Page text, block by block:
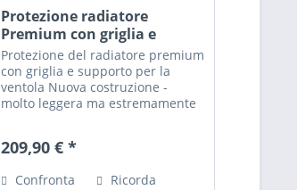
Protezione radiatore
Premium con griglia e
supporto ventola (2017-
2026...
Protezione del radiatore premium
con griglia e supporto per la
ventola Nuova costruzione -
molto leggera ma estremamente
frontali causati da sassi, rami
209,90 € *
Confronta Ricorda